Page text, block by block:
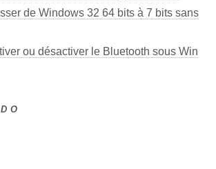
de Windows 32 64 bits à 7 bits sans
ou désactiver le Bluetooth sous Win